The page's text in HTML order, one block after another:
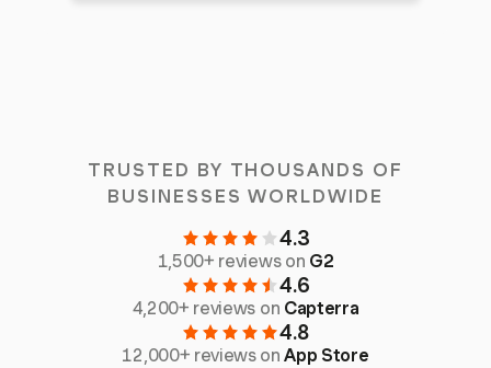
TRUSTED BY THOUSANDS OF
BUSINESSES WORLDWIDE
4.3
1,500+ reviews on G2
4.6
4,200+ reviews on Capterra
4.8
12,000+ reviews onApp Store